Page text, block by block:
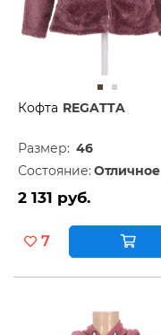
Кофта REGATTA
Размер: 46
Состояние: Отличное
2 131 руб.
7